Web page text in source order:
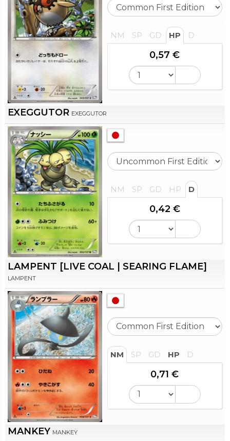
NM SP GD HP D
0,57 €
EXEGGUTOR EXEGGUTOR
NM SP GD HP D
0,42 €
LAMPENT [LIVE COAL | SEARING FLAME]
LAMPENT
NM SP GD HP D
0,71 €
MANKEY MANKEY